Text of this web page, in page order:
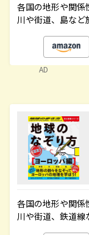
各国の地形や関係
川や街道、島など
AD
各国の地形や関係
川や街道、鉄道線